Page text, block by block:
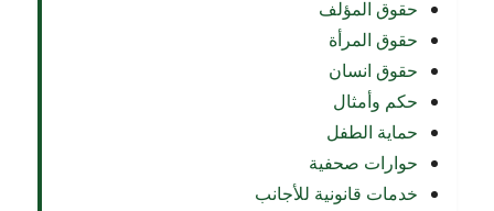
حقوق المؤلف
حقوق المرأة
حقوق انسان
حكم وأمثال
حماية الطفل
حوارات صحفية
خدمات قانونية للأجانب